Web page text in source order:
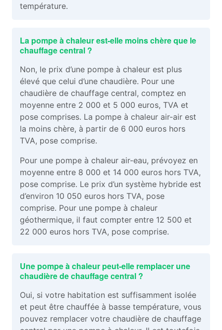
température.
La pompe à chaleur est-elle moins chère que le
chauffage central ?
Non, le prix d’une pompe à chaleur est plus
élevé que celui d’une chaudière. Pour une
chaudière de chauffage central, comptez en
moyenne entre 2 000 et 5 000 euros, TVA et
pose comprises. La pompe à chaleur air-air est
la moins chère, à partir de 6 000 euros hors
TVA, pose comprise.
Pour une pompe à chaleur air-eau, prévoyez en
moyenne entre 8 000 et 14 000 euros hors TVA,
pose comprise. Le prix d’un système hybride est
d’environ 10 050 euros hors TVA, pose
comprise. Pour une pompe à chaleur
géothermique, il faut compter entre 12 500 et
22 000 euros hors TVA, pose comprise.
Une pompe à chaleur peut-elle remplacer une
chaudière de chauffage central ?
Oui, si votre habitation est suffisamment isolée
et peut être chauffée à basse température, vous
pouvez remplacer votre chaudière de chauffage